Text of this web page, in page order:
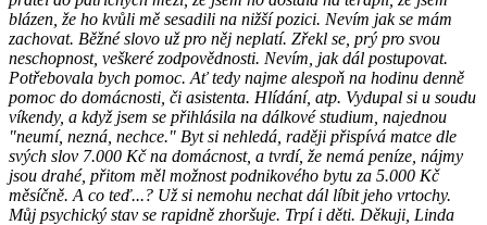
blázen, že ho kvůli mě sesadili na nižší pozici. Nevím jak se mám
zachovat. Běžné slovo už pro něj neplatí. Zřekl se, prý pro svou
neschopnost, veškeré zodpovědnosti. Nevím, jak dál postupovat.
Potřebovala bych pomoc. Ať tedy najme alespoň na hodinu denně
pomoc do domácnosti, či asistenta. Hlídání, atp. Vydupal si u soudu
víkendy, a když jsem se přihlásila na dálkové studium, najednou
"neumí, nezná, nechce." Byt si nehledá, raději přispívá matce dle
svých slov 7.000 Kč na domácnost, a tvrdí, že nemá peníze, nájmy
jsou drahé, přitom měl možnost podnikového bytu za 5.000 Kč
měsíčně. A co teď...? Už si nemohu nechat dál líbit jeho vrtochy.
Můj psychický stav se rapidně zhoršuje. Trpí i děti. Děkuji, Linda